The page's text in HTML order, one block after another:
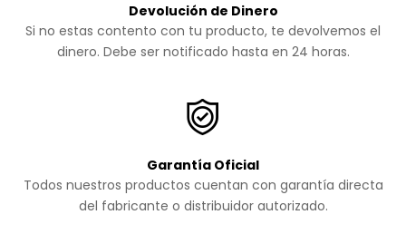
Devolución de Dinero
Si no estas contento con tu producto, te devolvemos el
dinero. Debe ser notificado hasta en 24 horas.
Garantía Oficial
Todos nuestros productos cuentan con garantía directa
del fabricante o distribuidor autorizado.